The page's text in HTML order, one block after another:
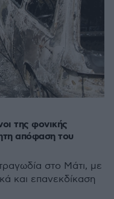
της φονικής
απόφαση του
στο Μάτι, με
και επανεκδίκαση